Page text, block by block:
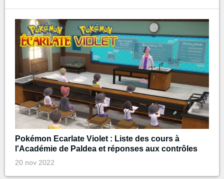
Pokémon Ecarlate Violet : Liste des cours à
l'Académie de Paldea et réponses aux contrôles
20 nov 2022